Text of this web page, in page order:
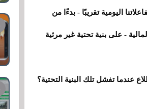
اليومية تقريبًا - بدءًا من
- على بنية تحتية غير مرئية
عندما تفشل تلك البنية التحتية؟